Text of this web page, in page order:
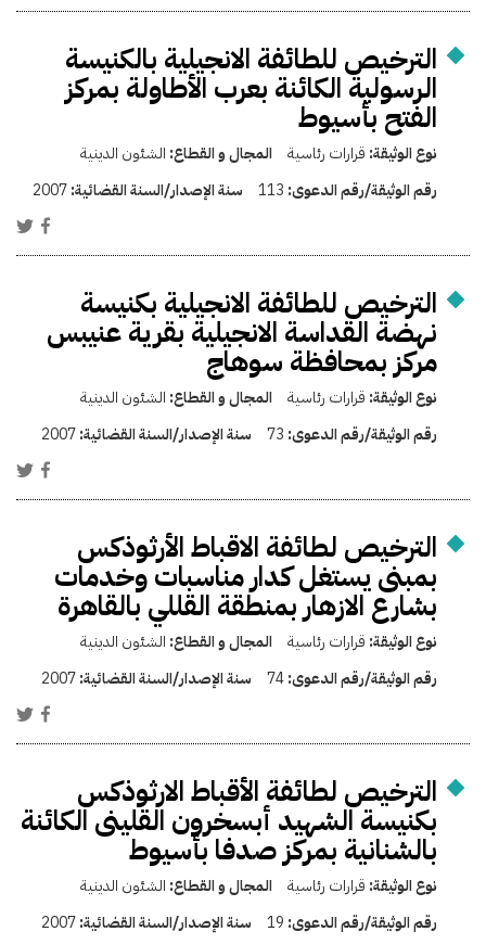
الترخيص للطائفة الانجيلية بالكنيسة
الرسولية الكائنة بعرب الأطاولة بمركز
الفتح بأسيوط
نوع الوثيقة: قرارات رئاسية المجال و القطاع: الشئون الدينية
رقم الوثيقة/رقم الدعوى: 113 سنة الإصدار/السنة القضائية:2007
الترخيص للطائفة الانجيلية بكنيسة
نهضة القداسة الانجيلية بقرية عنيبس
مركز بمحافظة سوهاج
نوع الوثيقة: قرارات رئاسية المجال و القطاع: الشئون الدينية
رقم الوثيقة/رقم الدعوى: 73 سنة الإصدار/السنة القضائية:2007
الترخيص لطائفة الاقباط الأرثوذكس
بمبنى يستغل كدار مناسبات وخدمات
بشارع الازهار بمنطقة القللي بالقاهرة
نوع الوثيقة: قرارات رئاسية المجال و القطاع: الشئون الدينية
رقم الوثيقة/رقم الدعوى:74 سنة الإصدار/السنة القضائية:2007
الترخيص لطائفة الأقباط الارثوذكس
بكنيسة الشهيد أبسخرون القلينى الكائنة
بالشنانية بمركز صدفا بأسيوط
نوع الوثيقة: قرارات رئاسية المجال و القطاع: الشئون الدينية
رقم الوثيقة/رقم الدعوى: 19 سنة الإصدار/السنة القضائية:2007